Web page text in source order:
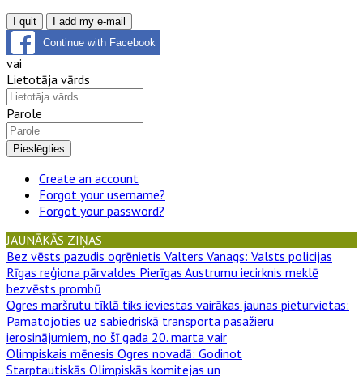
I quit
I add my e-mail
Continue with Facebook
vai
Lietotāja vārds
Parole
Pieslēgties
Create an account
Forgot your username?
Forgot your password?
JAUNĀKĀS ZIŅAS
Bez vēsts pazudis ogrēnietis Valters Vanags: Valsts policijas
Rīgas reģiona pārvaldes Pierīgas Austrumu iecirknis meklē
bezvēsts prombū
Ogres maršrutu tīklā tiks ieviestas vairākas jaunas pieturvietas:
Pamatojoties uz sabiedriskā transporta pasažieru
ierosinājumiem, no šī gada 20. marta vair
Olimpiskais mēnesis Ogres novadā: Godinot
Starptautiskās Olimpiskās komitejas un